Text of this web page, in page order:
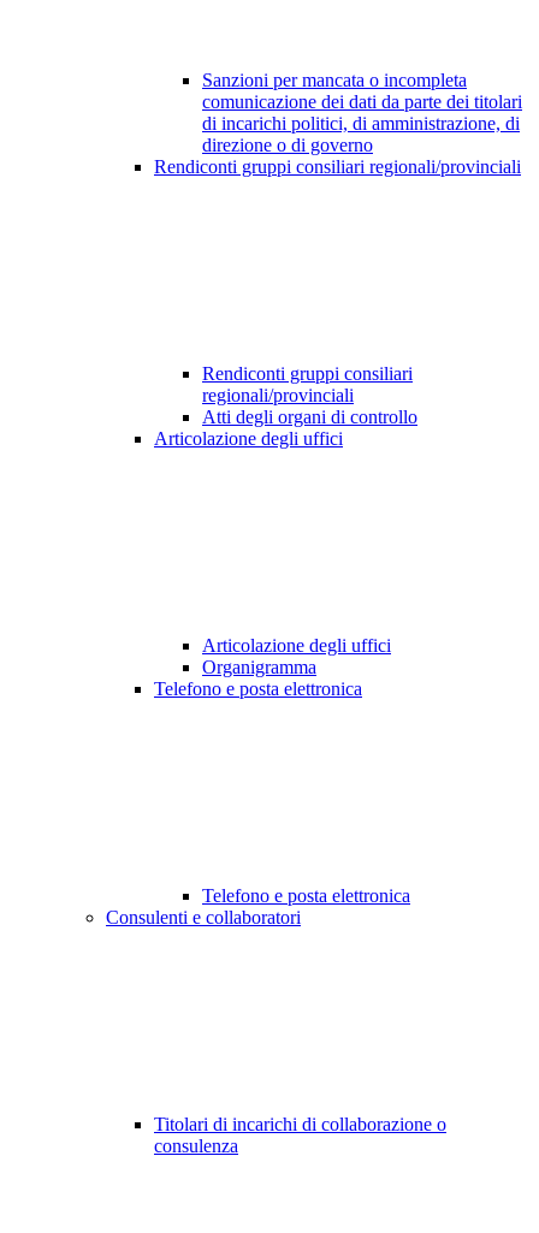
Sanzioni per mancata o incompleta
comunicazione dei dati da parte dei titolari
di incarichi politici, di amministrazione, di
direzione o di governo
Rendiconti gruppi consiliari regionali/provinciali
Rendiconti gruppi consiliari
regionali/provinciali
Atti degli organi di controllo
Articolazione degli uffici
Articolazione degli uffici
Organigramma
Telefono e posta elettronica
Telefono e posta elettronica
Consulenti e collaboratori
Titolari di incarichi di collaborazione o
consulenza